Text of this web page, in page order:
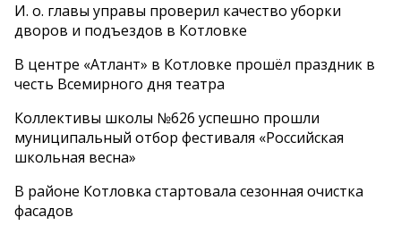
И. о. главы управы проверил качество уборки
дворов и подъездов в Котловке
В центре «Атлант» в Котловке прошёл праздник в
честь Всемирного дня театра
Коллективы школы №626 успешно прошли
муниципальный отбор фестиваля «Российская
школьная весна»
В районе Котловка стартовала сезонная очистка
фасадов